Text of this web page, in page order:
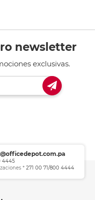
newsletter
exclusivas.
4445
* 271 00 71/800 4444